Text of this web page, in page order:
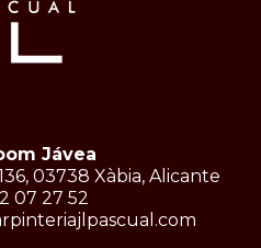
Jávea
03738 Xàbia, Alicante
07 27 52